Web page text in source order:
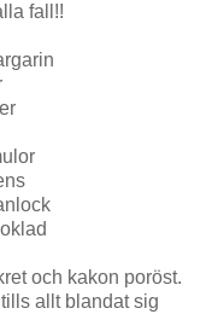
fall!!
och kakon poröst.
allt blandat sig